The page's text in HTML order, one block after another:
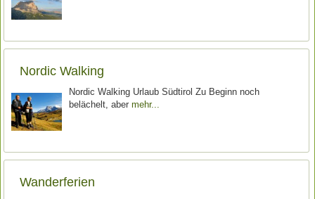
Nordic Walking
Nordic Walking Urlaub Südtirol Zu Beginn noch
belächelt, abermehr
Wanderferien